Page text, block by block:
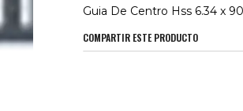
Guia De Centro Hss 6.34 x
COMPARTIR ESTE PRODUCTO